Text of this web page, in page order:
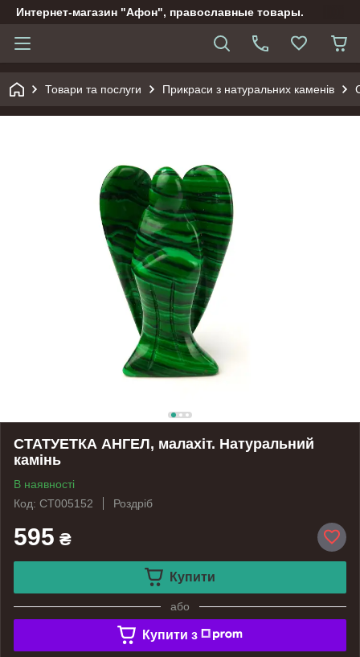
Интернет-магазин "Афон", православные товары.
Товари та послуги Прикраси з натуральних каменів
СТАТУЕТКА АНГЕЛ, малахіт. Натуральний
камінь
В наявності
Код: СТ005152
Роздріб
595 ₴
Купити
або
Купити з